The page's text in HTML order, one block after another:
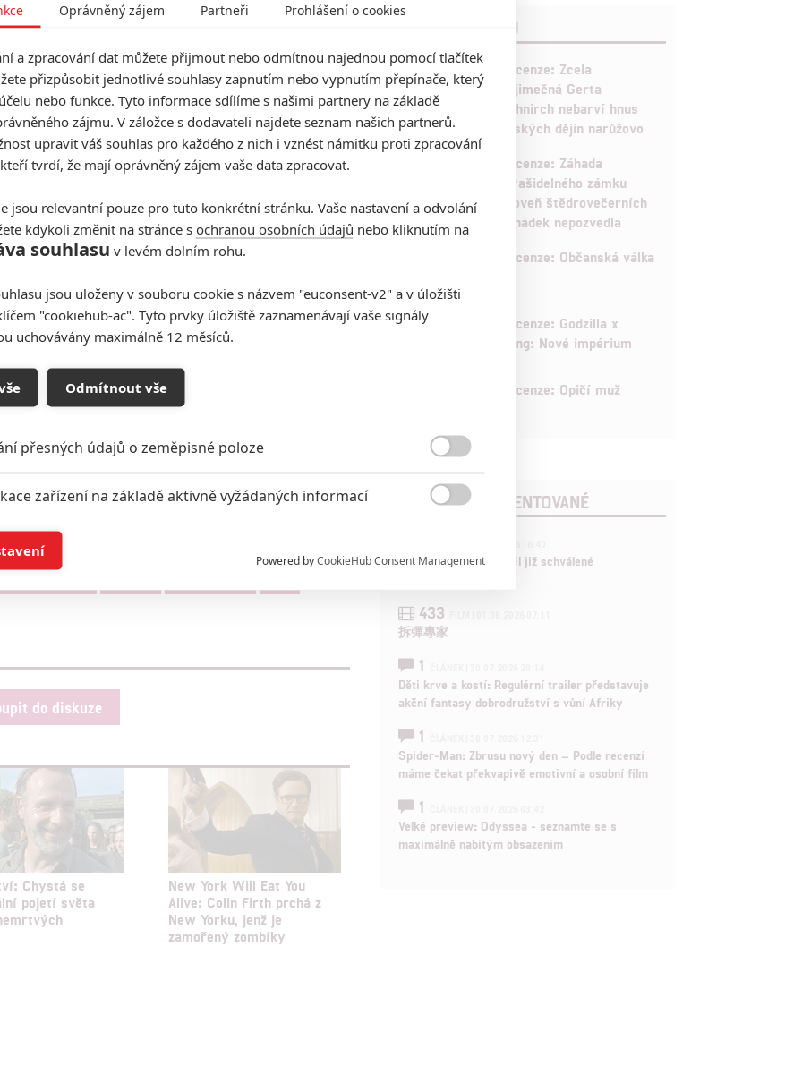
aby dál sílili. Hlavním hrdinou komiksů je Jett Bai,
a znovu se shledat se svojí přítelkyní.
do podoby animovaného seriálu či divadelní
zdánlivě bude od předlohy trochu lišit. Hrdina Bai
skupinu přátel napříč zombíky zamořeným New
jakou roli v akční komedii hraje Colin Firth, ale
chtějí plně využít jeho schopnost pronášet s
Zahulíme, uvidíme 3). Na scénáři postupně pracovali
školy),Dan GregoraDoug Mand(Jak jsem poznal
bude mít film úspěch, vznikne celá série.
Titulní foto je ilustrační - Colin Firth ve filmu Kingsman
do diskuze
Chystá se
pojetí světa
New York Will Eat You
Alive: Colin Firth prchá z
New Yorku, jenž je
zamořený zombíky
RECENZE FILMŮ
10
Recenze: Zcela
výjimečná Gerta
Schnirch nebarví hnus
českých dějin narůžovo
Recenze: Záhada
strašidelného zámku
úroveň štědrovečerních
pohádek nepozvedla
Recenze: Občanská válka
6
Recenze: Godzilla x
Kong: Nové impérium
Recenze: Opičí muž
POSLEDNÍ KOMENTOVANÉ
Marvel nečekaně zrušil již schválené
433
拆彈專家
1
Děti krve a kostí: Regulérní trailer představuje
akční fantasy dobrodružství s vůní Afriky
1
Spider-Man: Zbrusu nový den – Podle recenzí
máme čekat překvapivě emotivní a osobní film
1
Velké preview: Odyssea - seznamte se s
maximálně nabitým obsazením
Oprávněný zájem Partneři Prohlášení o cookies
a zpracování dat můžete přijmout nebo odmítnou najednou pomocí tlačítek
přizpůsobit jednotlivé souhlasy zapnutím nebo vypnutím přepínače, který
nebo funkce. Tyto informace sdílíme s našimi partnery na základě
zájmu. V záložce s dodavateli najdete seznam našich partnerů.
upravit váš souhlas pro každého z nich i vznést námitku proti zpracování
tvrdí, že mají oprávněný zájem vaše data zpracovat.
jsou relevantní pouze pro tuto konkrétní stránku. Vaše nastavení a odvolání
kdykoli změnit na stránce s ochranou osobních údajů nebo kliknutím na
souhlasu v levém dolním rohu.
jsou uloženy v souboru cookie s názvem "euconsent-v2" a v úložišti
"cookiehub-ac". Tyto prvky úložiště zaznamenávají vaše signály
uchovávány maximálně 12 měsíců.
Odmítnout vše
přesných údajů o zeměpisné poloze
zařízení na základě aktivně vyžádaných informací
a/nebo přístup k informacím v zařízení

založená na omezených údajích a měření reklamy

s účely a funkcemi zde uvedenými dáváte nám i našim partnerům
bezpečnosti, předcházení a zjišťování podvodů a odstraňování chyb,
Powered byCookieHub Consent Management